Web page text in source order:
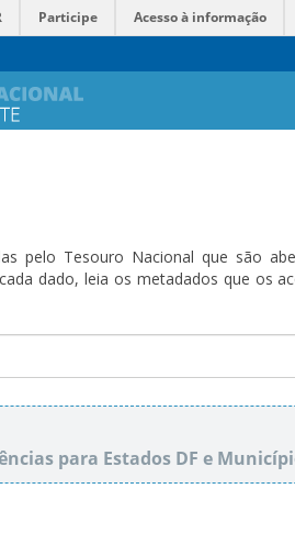
Participe Acesso à informação
pelo Tesouro Nacional que são
dado, leia os metadados que os
para Estados DF e